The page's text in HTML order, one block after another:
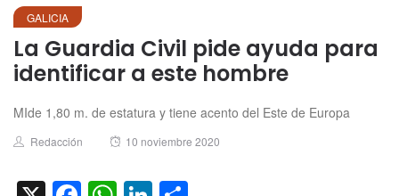
GALICIA
La Guardia Civil pide ayuda para
identificar a este hombre
MIde 1,80 m. de estatura y tiene acento del Este de Europa
Author
Redacción
Posted
10 noviembre 2020